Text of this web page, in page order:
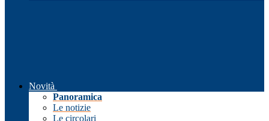
Novità
Panoramica
Le notizie
Le circolari